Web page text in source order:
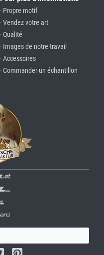
· Propre motif
· Vendez votre art
· Qualité
· Images de notre travail
· Accessoires
· Commander un échantillon